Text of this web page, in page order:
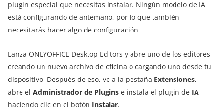
plugin especial que necesitas instalar. Ningún modelo de IA
está configurando de antemano, por lo que también
necesitarás hacer algo de configuración.
Lanza ONLYOFFICE Desktop Editors y abre uno de los editores
creando un nuevo archivo de oficina o cargando uno desde tu
dispositivo. Después de eso, ve a la pestaña Extensiones,
abre el Administrador de Plugins e instala el plugin de IA
haciendo clic en el botón Instalar.